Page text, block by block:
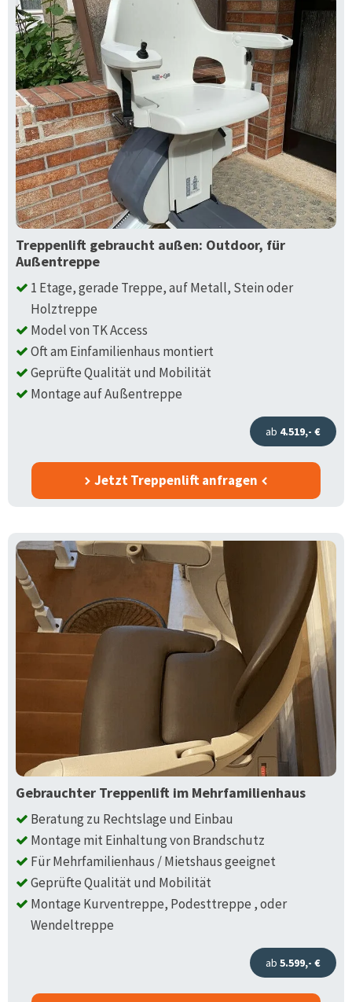
Treppenlift gebraucht außen: Outdoor, für
Außentreppe
1 Etage, gerade Treppe, auf Metall, Stein oder
Holztreppe
Model von TK Access
Oft am Einfamilienhaus montiert
Geprüfte Qualität und Mobilität
Montage auf Außentreppe
ab 4.519,- €
Jetzt Treppenlift anfragen
Gebrauchter Treppenlift im Mehrfamilienhaus
Beratung zu Rechtslage und Einbau
Montage mit Einhaltung von Brandschutz
Für Mehrfamilienhaus / Mietshaus geeignet
Geprüfte Qualität und Mobilität
Montage Kurventreppe, Podesttreppe , oder
Wendeltreppe
ab 5.599,- €